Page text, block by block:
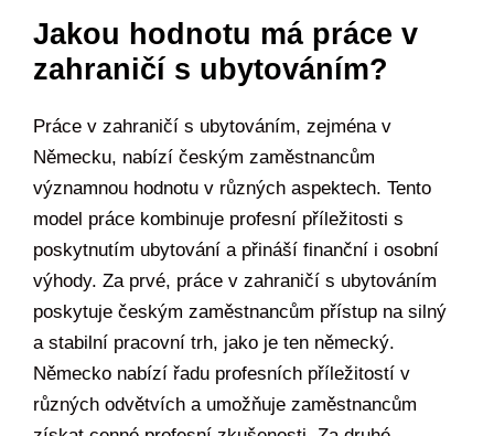
Jakou hodnotu má práce v
zahraničí s ubytováním?
Práce v zahraničí s ubytováním, zejména v
Německu, nabízí českým zaměstnancům
významnou hodnotu v různých aspektech. Tento
model práce kombinuje profesní příležitosti s
poskytnutím ubytování a přináší finanční i osobní
výhody. Za prvé, práce v zahraničí s ubytováním
poskytuje českým zaměstnancům přístup na silný
a stabilní pracovní trh, jako je ten německý.
Německo nabízí řadu profesních příležitostí v
různých odvětvích a umožňuje zaměstnancům